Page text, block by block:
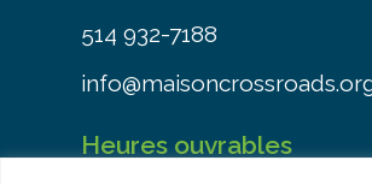
514 932-7188
Heures ouvrables